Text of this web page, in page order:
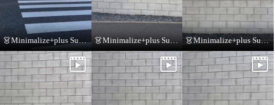
👗Minimalize+plus Summer Collection👗 👗Minimalize+plus Summer Collection👗 👗Minimalize+plus Summer Collection👗